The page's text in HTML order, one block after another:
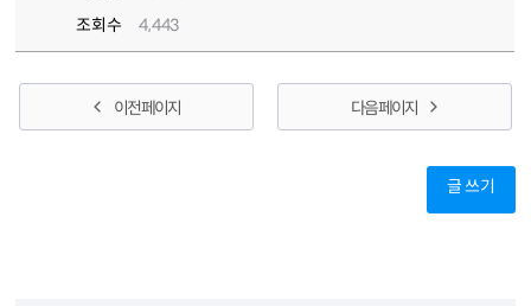
조회수
4,443
이전 페이지 다음 페이지
글 쓰기